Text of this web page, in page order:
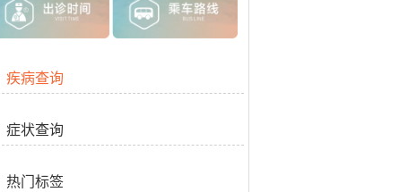
疾病查询
症状查询
热门标签